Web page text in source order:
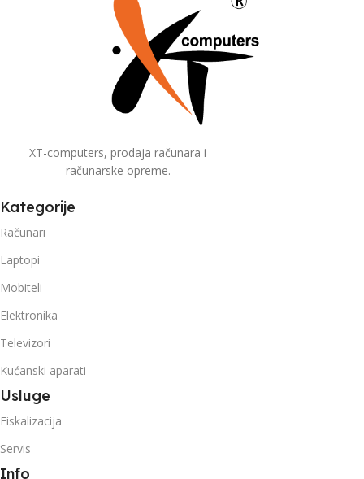
XT-computers, prodaja računara i
računarske opreme.
Kategorije
Računari
Laptopi
Mobiteli
Elektronika
Televizori
Kućanski aparati
Usluge
Fiskalizacija
Servis
Info